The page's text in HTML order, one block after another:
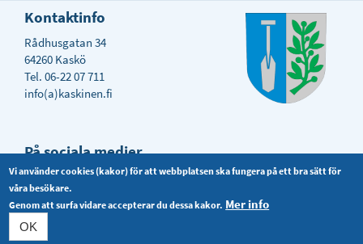
Kontaktinfo
Rådhusgatan 34
64260 Kaskö
Tel. 06-22 07 711
info(a)kaskinen.fi
På sociala medier
Vi använder cookies (kakor) för att webbplatsen ska fungera på ett bra sätt för
våra besökare.
Genom att surfa vidare accepterar du dessa kakor. Mer info
OK